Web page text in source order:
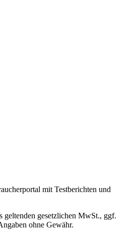
mit Testberichten und
geltenden gesetzlichen MwSt., ggf.
ohne Gewähr.